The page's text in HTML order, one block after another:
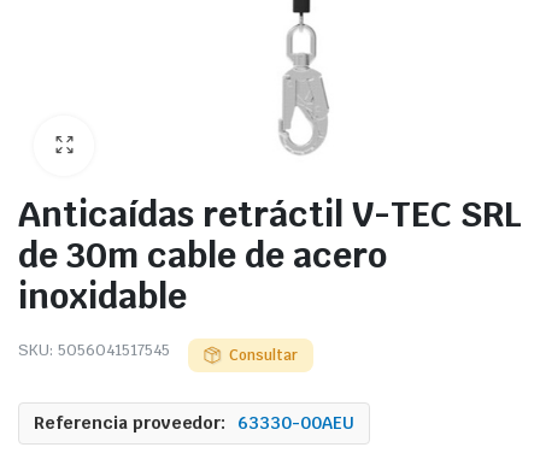
Anticaídas retráctil V-TEC SRL
de 30m cable de acero
inoxidable
SKU: 5056041517545 Consultar
Referencia proveedor: 63330-00AEU